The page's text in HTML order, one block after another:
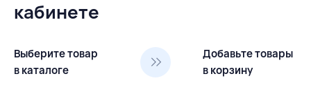
кабинете
Выберите товар
в каталоге
Добавьте товары
в корзину